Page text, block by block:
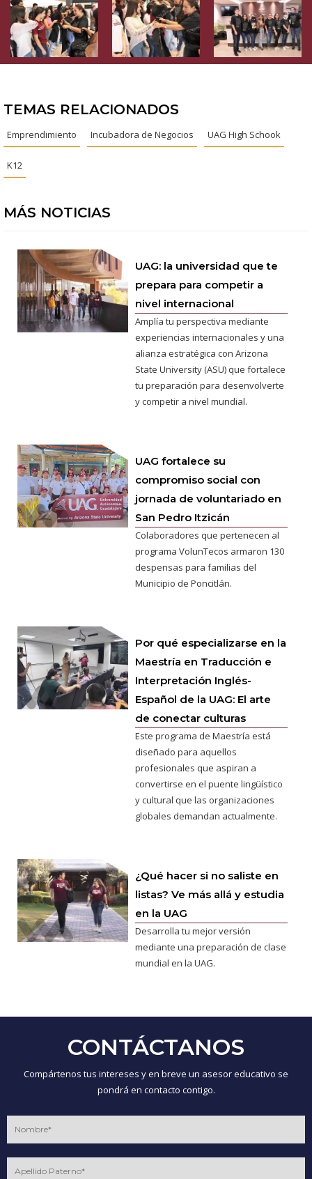
TEMAS RELACIONADOS
Emprendimiento Incubadora de Negocios UAG High Schook
K12
MÁS NOTICIAS
UAG: la universidad que te
prepara para competir a
nivel internacional
Amplía tu perspectiva mediante
experiencias internacionales y una
alianza estratégica con Arizona
State University (ASU) que fortalece
tu preparación para desenvolverte
y competir a nivel mundial.
UAG fortalece su
compromiso social con
jornada de voluntariado en
San Pedro Itzicán
Colaboradores que pertenecen al
programa VolunTecos armaron 130
despensas para familias del
Municipio de Poncitlán.
Por qué especializarse en la
Maestría en Traducción e
Interpretación Inglés-
Español de la UAG: El arte
de conectar culturas
Este programa de Maestría está
diseñado para aquellos
profesionales que aspiran a
convertirse en el puente lingüístico
y cultural que las organizaciones
globales demandan actualmente.
¿Qué hacer si no saliste en
listas? Ve más allá y estudia
en la UAG
Desarrolla tu mejor versión
mediante una preparación de clase
mundial en la UAG.
CONTÁCTANOS
Compártenos tus intereses y en breve un asesor educativo se
pondrá en contacto contigo.